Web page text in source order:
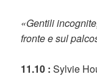
«Gentili
fronte e sul
11.10 : Sylvie